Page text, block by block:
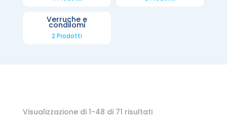
Verruche e
condilomi
2 Prodotti
Visualizzazione di 1-48 di 71 risultati